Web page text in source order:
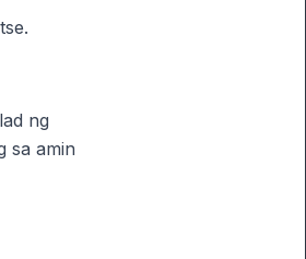
ng
sa amin